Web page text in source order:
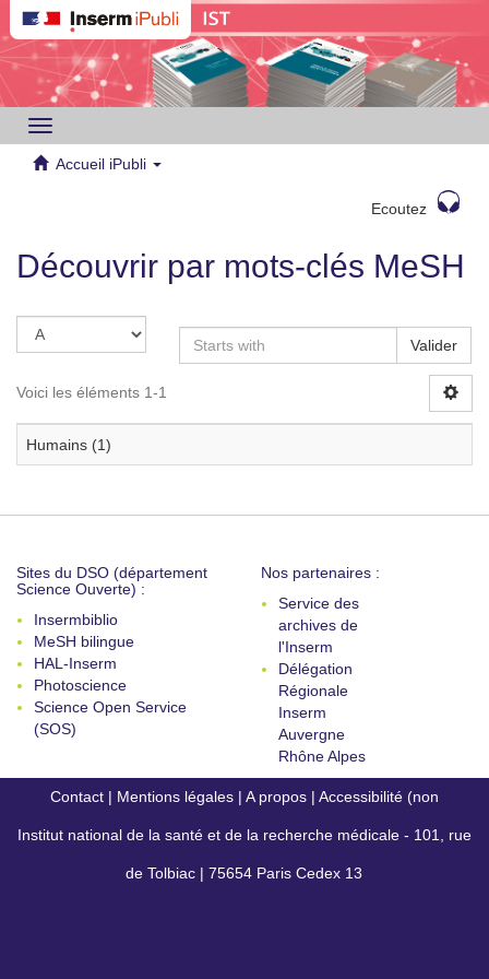
Toggle
navigation
Accueil iPubli
Ecoutez
Découvrir par mots-clés MeSH
Valider
Voici les éléments 1-1
Humains (1)
Sites du DSO (département
Science Ouverte) :
Insermbiblio
MeSH bilingue
HAL-Inserm
Photoscience
Science Open Service
(SOS)
Nos partenaires :
Service des
archives de
l'Inserm
Délégation
Régionale
Inserm
Auvergne
Rhône Alpes
Contact | Mentions légales | A propos | Accessibilité (non
conforme)
Institut national de la santé et de la recherche médicale - 101, rue
de Tolbiac | 75654 Paris Cedex 13